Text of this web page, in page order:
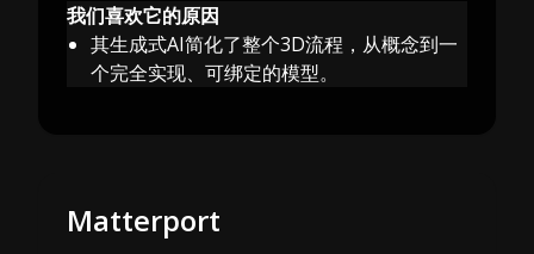
我们喜欢它的原因
其生成式AI简化了整个3D流程，从概念到一
个完全实现、可绑定的模型。
Matterport